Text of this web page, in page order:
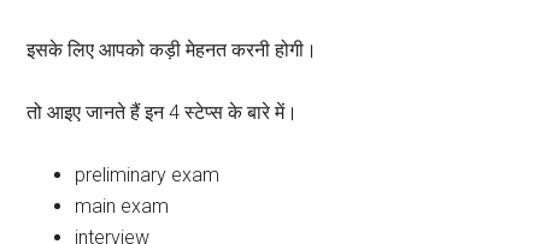
इसके लिए आपको कड़ी मेहनत करनी होगी।
तो आइए जानते हैं इन 4 स्टेप्स के बारे में।
preliminary exam
main exam
interview